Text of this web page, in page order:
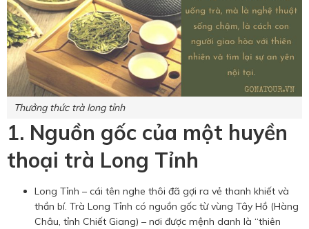
Thưởng thức trà long tỉnh
1. Nguồn gốc của một huyền
thoại trà Long Tỉnh
Long Tỉnh – cái tên nghe thôi đã gợi ra vẻ thanh khiết và
thần bí. Trà Long Tỉnh có nguồn gốc từ vùng Tây Hồ (Hàng
Châu, tỉnh Chiết Giang) – nơi được mệnh danh là “thiên